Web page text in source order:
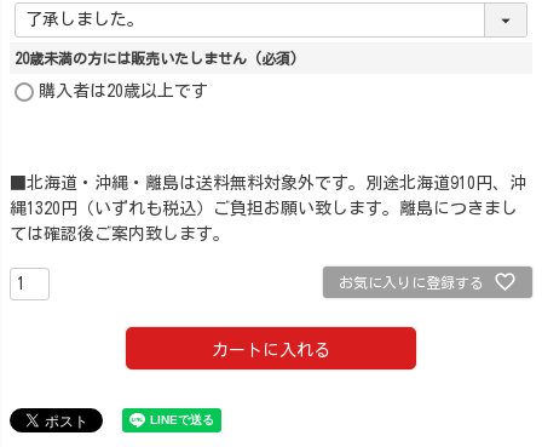
20歳未満の方には販売いたしません (必須)
購入者は20歳以上です
■北海道・沖縄・離島は送料無料対象外です。別途北海道910円、沖
縄1320円（いずれも税込）ご負担お願い致します。離島につきまし
ては確認後ご案内致します。
お気に入りに登録する
カートに入れる